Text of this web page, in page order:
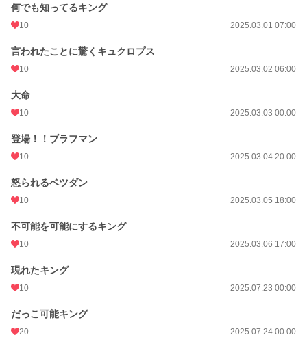
何でも知ってるキング
10 2025.03.01 07:00
言われたことに驚くキュクロプス
10 2025.03.02 06:00
大命
10 2025.03.03 00:00
登場！！ブラフマン
10 2025.03.04 20:00
怒られるベツダン
10 2025.03.05 18:00
不可能を可能にするキング
10 2025.03.06 17:00
現れたキング
10 2025.07.23 00:00
だっこ可能キング
20 2025.07.24 00:00